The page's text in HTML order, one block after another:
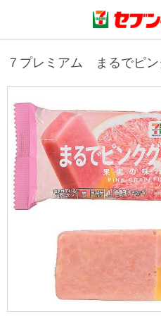
商品のご案内
今週の新商品
来週の新商品
セブンプレミアム
食の安全・安心への取組み
サービス
サービストップ
マルチコピー機でできること
マルチコピー機でできることトッ
便利なサービス
企業情報
ニュースリリース
ごあいさつ
サステナビリティ
サステナビリティトップ
７プレミアム まるでピン